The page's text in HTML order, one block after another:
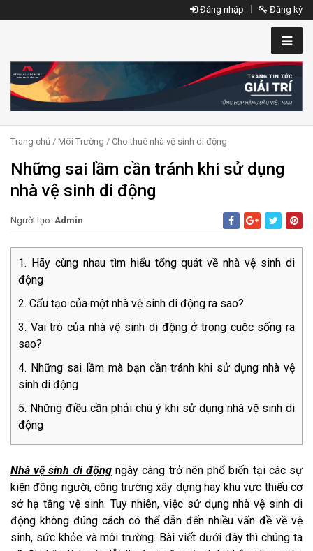
Đăng nhập Đăng ký
Trang chủ / Môi Trường / Cho thuê nhà vệ sinh di động
Những sai lầm cần tránh khi sử dụng
nhà vệ sinh di động
Người tạo: Admin
Hãy cùng nhau tìm hiểu tổng quát về nhà vệ sinh di
động
Cấu tạo của một nhà vệ sinh di động ra sao?
Vai trò của nhà vệ sinh di động ở trong cuộc sống ra
sao?
Những sai lầm mà bạn cần tránh khi sử dụng nhà vệ
sinh di động
Những điều cần phải chú ý khi sử dụng nhà vệ sinh di
động
Nhà vệ sinh di độngngày càng trở nên phổ biến tại các sự
kiện đông người, công trường xây dựng hay khu vực thiếu cơ
sở hạ tầng vệ sinh. Tuy nhiên, việc sử dụng nhà vệ sinh di
động không đúng cách có thể dẫn đến nhiều vấn đề về vệ
sinh, sức khỏe và môi trường. Bài viết dưới đây thì chúng ta